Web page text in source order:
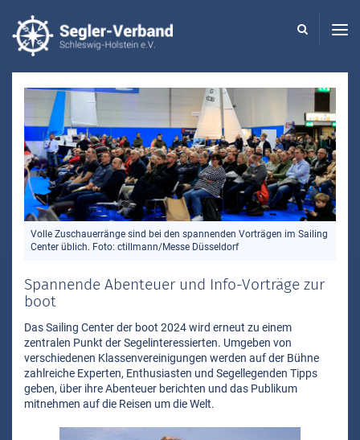
Volle Zuschauerränge sind bei den spannenden Vorträgen im Sailing
Center üblich. Foto: ctillmann/Messe Düsseldorf
Spannende Abenteuer und Info-Vorträge zur
boot
Das Sailing Center der boot 2024 wird erneut zu einem
zentralen Punkt der Segelinteressierten. Umgeben von
verschiedenen Klassenvereinigungen werden auf der Bühne
zahlreiche Experten, Enthusiasten und Segellegenden Tipps
geben, über ihre Abenteuer berichten und das Publikum
mitnehmen auf die Reisen um die Welt.